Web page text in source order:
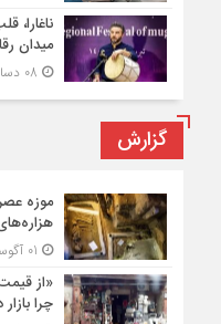
ناغارا،
میدان
گزارش
موزه
«از
چرا